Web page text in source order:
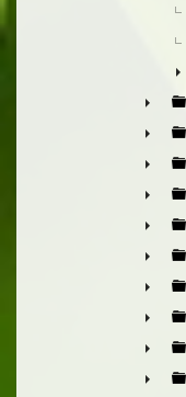
►
►
►
►
►
►
►
►
►
►